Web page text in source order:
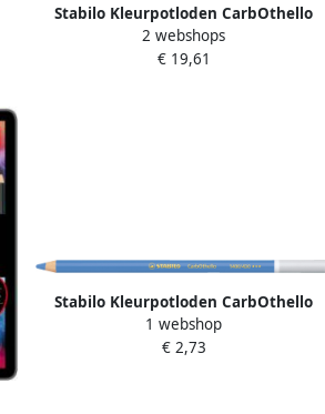
Stabilo Kleurpotloden CarbOthello
kalkpastel assorti blik Ã 12 stuks
2 webshops
€ 19,61
Stabilo Kleurpotloden CarbOthello
kalkpastel korenbloem blauw
1 webshop
€ 2,73